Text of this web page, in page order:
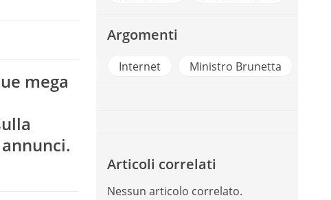
mega
Argomenti
Internet Ministro Brunetta
Articoli correlati
Nessun articolo correlato.